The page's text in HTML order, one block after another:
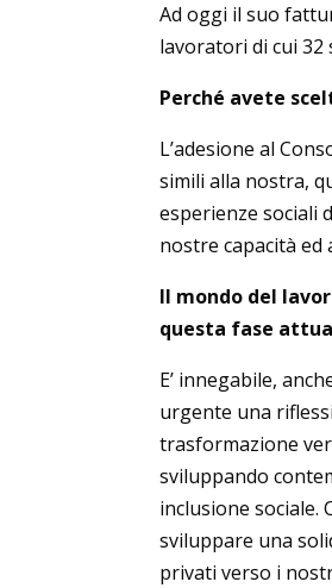
Ad oggi il suo
lavoratori di cui 32
Perché avete
L’adesione al
simili alla nostra,
esperienze sociali
nostre capacità
Il mondo del
questa fase
E’ innegabile,
urgente una
trasformazione
sviluppando
inclusione sociale.
sviluppare una
privati verso i